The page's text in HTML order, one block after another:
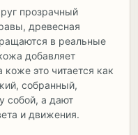
прозрачный
древесная
в реальные
добавляет
коже это читается как
собранный,
собой, а дают
и движения.